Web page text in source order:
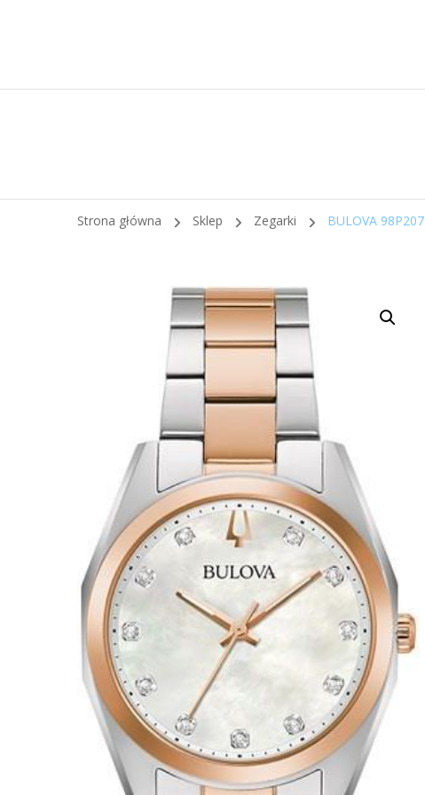
Strona główna Sklep Zegarki BULOVA 98P207